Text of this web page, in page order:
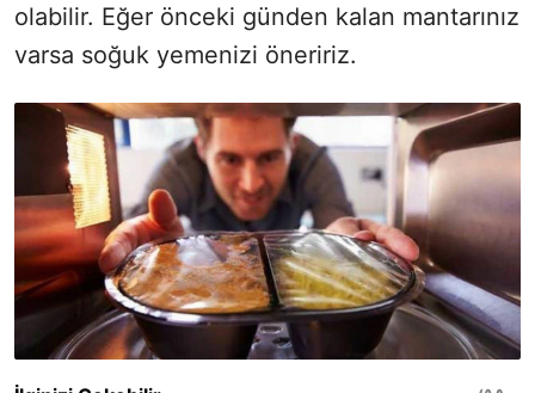
olabilir. Eğer önceki günden kalan mantarınız
varsa soğuk yemenizi öneririz.